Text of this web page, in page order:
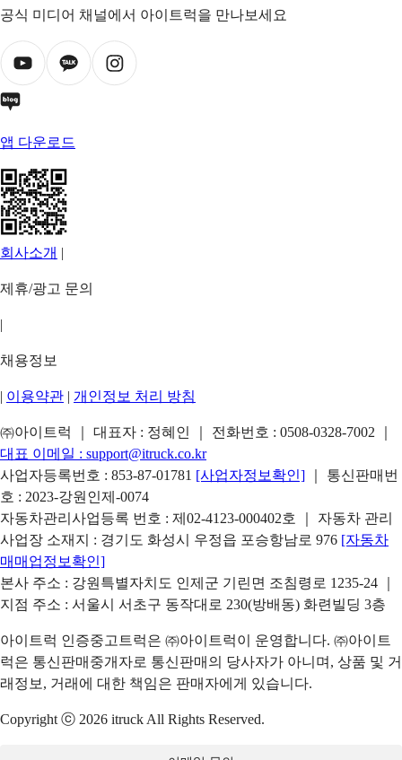
공식 미디어 채널에서 아이트럭을 만나보세요
앱 다운로드
회사소개 |
제휴/광고 문의
|
채용정보
| 이용약관 | 개인정보 처리 방침
㈜아이트럭 ｜ 대표자 : 정혜인 ｜ 전화번호 : 0508-0328-7002
대표 이메일 : support@itruck.co.kr
사업자등록번호 : 853-87-01781 [사업자정보확인]
｜ 통신판매번
호 : 2023-강원인제-0074
자동차관리사업등록 번호 : 제02-4123-000402호 ｜ 자동차 관리
사업장 소재지 : 경기도 화성시 우정읍 포승항남로 976 [자동차
매매업정보확인]
본사 주소 : 강원특별자치도 인제군 기린면 조침령로 1235-24 ｜
지점 주소 : 서울시 서초구 동작대로 230(방배동) 화련빌딩 3층
아이트럭 인증중고트럭은 ㈜아이트럭이 운영합니다. ㈜아이트
럭은 통신판매중개자로 통신판매의 당사자가 아니며, 상품 및 거
래정보, 거래에 대한 책임은 판매자에게 있습니다.
Copyright ⓒ 2026 itruck All Rights Reserved.